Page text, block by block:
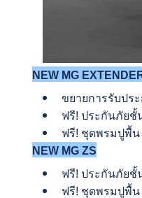
NEW MG
ขยายการรับปร
ฟรี! ประกันภัยชั้
ฟรี! ชุดพรมปูพื้น
NEW MG ZS
ฟรี! ประกันภัยชั้
ฟรี! ชุดพรมปูพื้น